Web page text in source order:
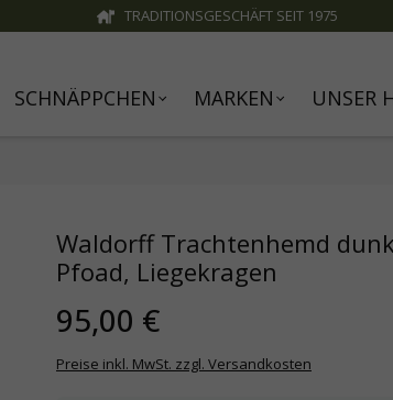
TRADITIONSGESCHÄFT SEIT 1975
SCHNÄPPCHEN MARKEN UNSER
Waldorff Trachtenhemd
Pfoad, Liegekragen
95,00 €
Preise inkl. MwSt. zzgl. Versandkosten